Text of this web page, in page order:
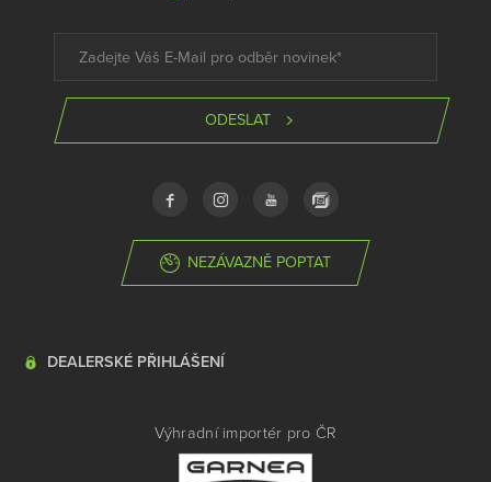
ODESLAT
NEZÁVAZNĚ POPTAT
DEALERSKÉ PŘIHLÁŠENÍ
Výhradní importér pro ČR